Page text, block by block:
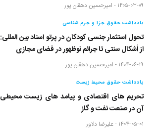
۱۴۰۵-۰۳-۰۹ - امیرحسین دهقان پور
یادداشت حقوق جزا و جرم شناسی
تحول استثمار جنسی کودکان در پرتو اسناد بین المللی:
از اَشکال سنتی تا جرائم نوظهور در فضای مجازی
۱۴۰۴-۰۶-۱۹ - امیرحسین دهقان پور
یادداشت حقوق محیط زیست
تحریم های اقتصادی و پیامد های زیست محیطی
آن در صنعت نفت و گاز
۱۴۰۴-۰۵-۰۱ - علیرضا دلاور